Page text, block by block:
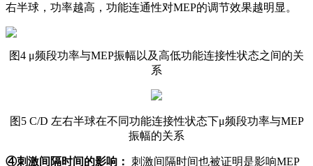
右半球，功率越高，功能连通性对MEP的调节效果越明显。
图4 μ频段功率与MEP振幅以及高低功能连接性状态之间的关
系
图5 C/D 左右半球在不同功能连接性状态下μ频段功率与MEP
振幅的关系
④刺激间隔时间的影响： 刺激间隔时间也被证明是影响MEP